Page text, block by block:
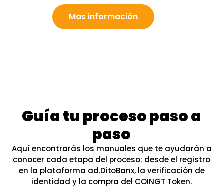
Mas información
Guía tu proceso paso a
paso
Aquí encontrarás los manuales que te ayudarán a
conocer cada etapa del proceso: desde el registro
en la plataforma ad.DitoBanx, la verificación de
identidad y la compra del COINGT Token.